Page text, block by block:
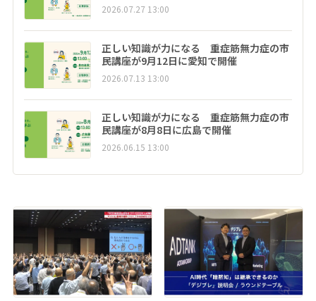
2026.07.27 13:00
正しい知識が力になる 重症筋無力症の市
民講座が9月12日に愛知で開催
2026.07.13 13:00
正しい知識が力になる 重症筋無力症の市
民講座が8月8日に広島で開催
2026.06.15 13:00